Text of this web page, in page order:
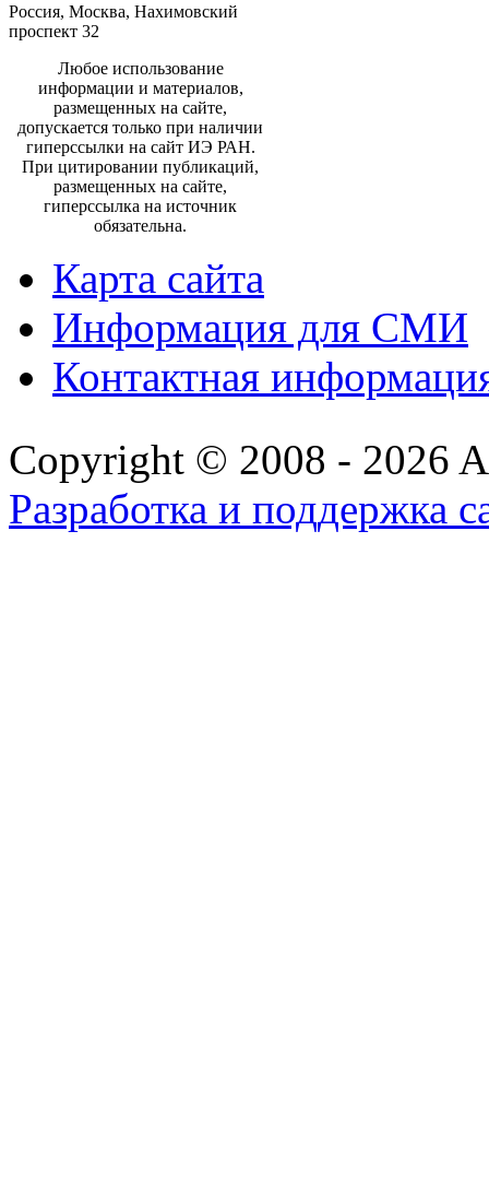
Россия, Москва, Нахимовский
проспект 32
Любое использование
информации и материалов,
размещенных на сайте,
допускается только при наличии
гиперссылки на сайт ИЭ РАН.
При цитировании публикаций,
размещенных на сайте,
гиперссылка на источник
обязательна.
Карта сайта
Информация для СМИ
Контактная
Copyright © 2008 - 2026
Разработка и поддержка